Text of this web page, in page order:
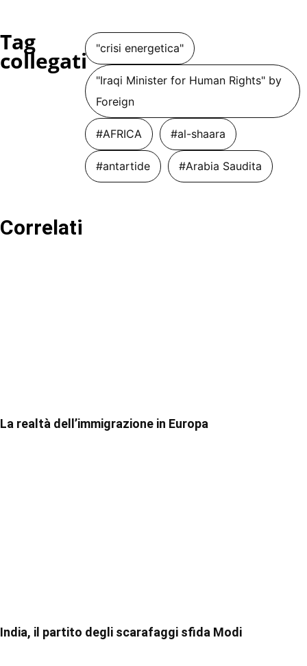
Tag
collegati "crisi energetica"
"Iraqi Minister for Human Rights" by
Foreign
#AFRICA #al-shaara
#antartide #Arabia Saudita
Correlati
La realtà dell’immigrazione in Europa
India, il partito degli scarafaggi sfida Modi